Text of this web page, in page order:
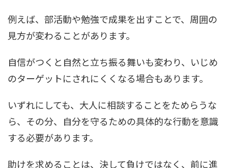
例えば、部活動や勉強で成果を出すことで、周囲の
見方が変わることがあります。
自信がつくと自然と立ち振る舞いも変わり、いじめ
のターゲットにされにくくなる場合もあります。
いずれにしても、大人に相談することをためらうな
ら、その分、自分を守るための具体的な行動を意識
する必要があります。
助けを求めることは、決して負けではなく、前に進